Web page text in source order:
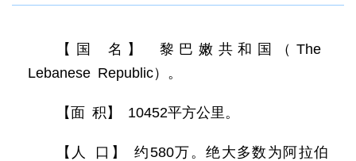
【国 名】 黎巴嫩共和国（The
Lebanese Republic）。
【面 积】 10452平方公里。
【人 口】 约580万。绝大多数为阿拉伯